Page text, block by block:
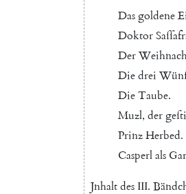
Dasgoldene
Doktor
Der
Diedrei
DieTaube.
Muzl, der
PrinzHerbed.
Casperlals
Jnhaltdes III.